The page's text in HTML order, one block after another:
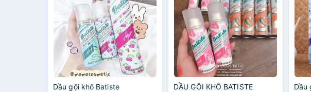
Dầu gội khô Batiste DẦU GỘI KHÔ BATISTE Dầu